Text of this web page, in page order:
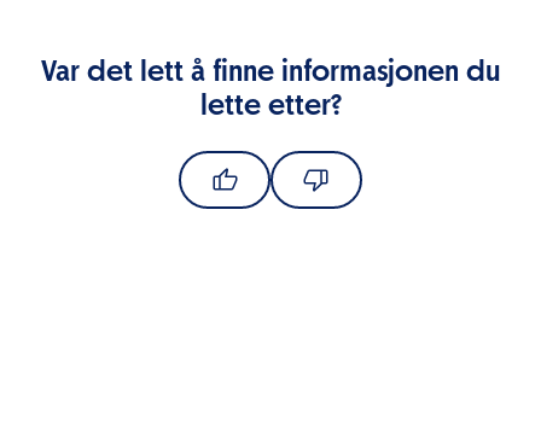
Var det lett å finne informasjonen du
lette etter?